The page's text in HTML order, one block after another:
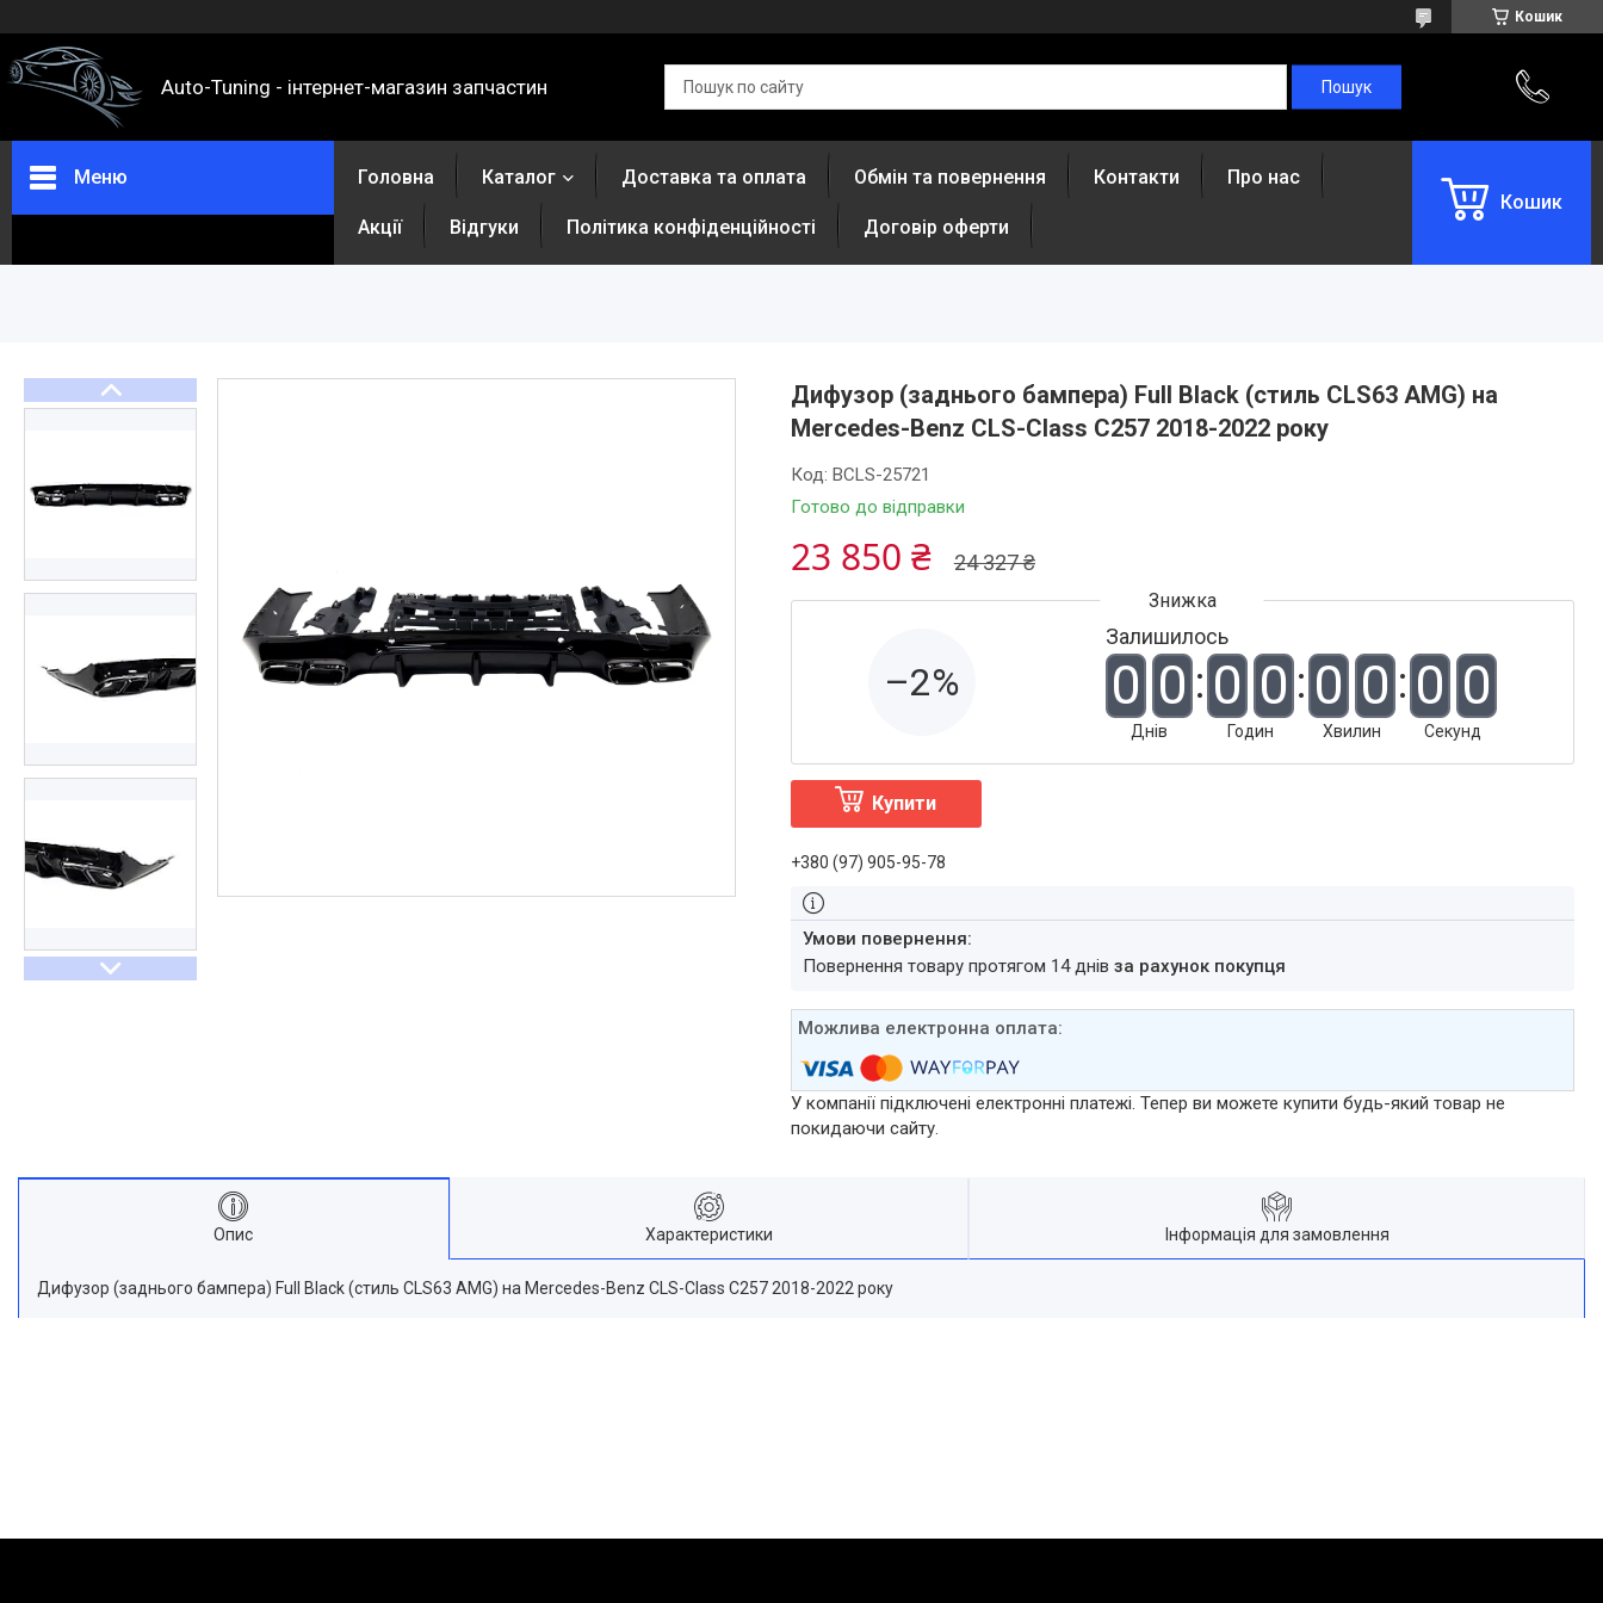
Кошик
Auto-Tuning - інтернет-магазин запчастин
Меню
Повернення та обмін
Акції
Головна Каталог Доставка та оплата Обмін та повернення Контакти Про нас
Акції Відгуки Політика конфіденційності Договір оферти
Кошик
Дифузор (заднього бампера) Full Black (стиль CLS63 AMG) на
Mercedes-Benz CLS-Class C257 2018-2022 року
Готово до відправки
Код: BCLS-25721
24 327 ₴
23 850 ₴
–2%
Залишилось
0 0
Днів
0 0
Годин
0 0
Хвилин
0 0
Секунд
Купити
+380 (97) 905-95-78
повернення товару протягом 14 днів за рахунок покупця
У компанії підключені електронні платежі. Тепер ви можете купити будь-який товар не
покидаючи сайту.
Опис Характеристики Інформація для замовлення
Дифузор (заднього бампера) Full Black (стиль CLS63 AMG) на Mercedes-Benz CLS-Class C257 2018-2022 року